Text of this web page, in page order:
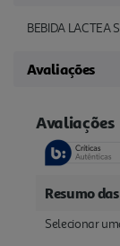
BEBIDA LACTEA
Avaliações